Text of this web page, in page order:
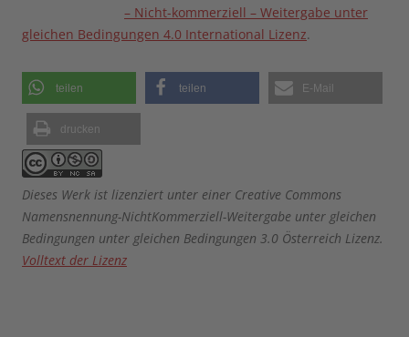
– Nicht-kommerziell – Weitergabe unter
gleichen Bedingungen 4.0 International Lizenz.
teilen teilen E-Mail
drucken
Dieses Werk ist lizenziert unter einer Creative Commons
Namensnennung-NichtKommerziell-Weitergabe unter gleichen
Bedingungen unter gleichen Bedingungen 3.0 Österreich Lizenz.
Volltext der Lizenz